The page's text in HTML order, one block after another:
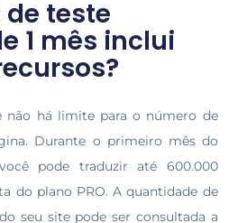
de teste
1 mês inclui
não há limite para o número de
Durante o primeiro mês do
pode traduzir até 600.000
do plano PRO. A quantidade de
seu site pode ser consultada a